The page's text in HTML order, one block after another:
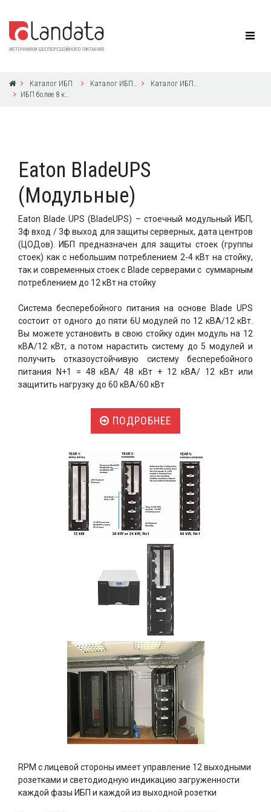
Каталог ИБП Каталог ИБП Eaton Powerware
Каталог ИБП Eaton Powerware
ИБП более 8 кВА с 3ф выходом
Eaton BladeUPS
(Модульные)
Eaton Blade UPS (BladeUPS) – стоечный модульный ИБП,
3ф вход / 3ф выход для защиты серверных, дата центров
(ЦОДов). ИБП предназначен для защиты стоек (группы
стоек) как с небольшим потреблением 2-4 кВт на стойку,
так и современных стоек с Blade серверами с суммарным
потреблением до 12 кВт на стойку
Система бесперебойного питания на основе Blade UPS
состоит от одного до пяти 6U модулей по 12 кВА/12 кВт.
Вы можете установить в свою стойку один модуль на 12
кВА/12 кВт, а потом нарастить систему до 5 модулей и
получить отказоустойчивую систему бесперебойного
питания N+1 = 48 кВА/ 48 кВт + 12 кВА/ 12 кВт или
защитить нагрузку до 60 кВА/60 кВт
ПОДРОБНЕЕ
RPM с лицевой стороны имеет управление 12 выходными
розетками и светодиодную индикацию загруженности
каждой фазы ИБП и каждой из выходной розетки